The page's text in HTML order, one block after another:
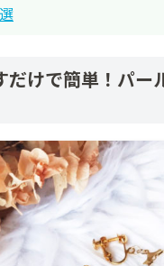
だけで簡単！パー